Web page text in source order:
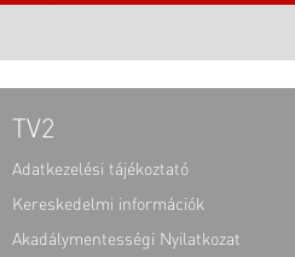
TV2
Adatkezelési tájékoztató
Kereskedelmi információk
Akadálymentességi Nyilatkozat